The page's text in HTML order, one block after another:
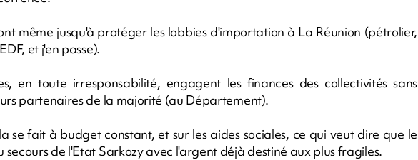
même jusqu'à protéger les lobbies d'importation à La Réunion (pétrolier,
et j'en passe).
en toute irresponsabilité, engagent les finances des collectivités sans
partenaires de la majorité (au Département).
se fait à budget constant, et sur les aides sociales, ce qui veut dire que le
de l'Etat Sarkozy avec l'argent déjà destiné aux plus fragiles.